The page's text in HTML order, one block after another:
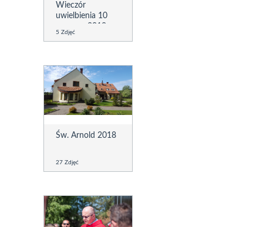
Wieczór
uwielbienia 10
czerwca 2018
5 Zdjęć
Św. Arnold 2018
27 Zdjęć